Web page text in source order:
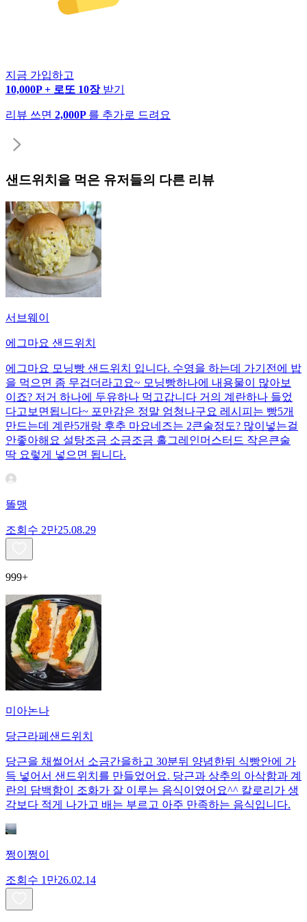
지금 가입하고
10,000P + 로또 10장 받기
리뷰 쓰면 2,000P 를 추가로 드려요
샌드위치 을 먹은 유저들의 다른 리뷰
서브웨이
에그마요 샌드위치
에그마요 모닝빵 샌드위치 입니다. 수영을 하는데 가기전에 밥
을 먹으면 좀 무겁더라고요~ 모닝빵하나에 내용물이 많아보
이죠? 저거 하나에 두유하나 먹고갑니다 거의 계란하나 들었
다고보면됩니다~ 포만감은 정말 엄청나구요 레시피는 빵5개
만드는데 계란5개랑 후추 마요네즈는 2큰술정도? 많이넣는걸
안좋아해요 설탕조금 소금조금 홀그레인머스터드 작은큰술
딱 요렇게 넣으면 됩니다.
똘맹
조회수 2만25.08.29
999+
미아논나
당근라페샌드위치
당근을 채썰어서 소금간을하고 30분뒤 양념한뒤 식빵안에 가
득 넣어서 샌드위치를 만들었어요. 당근과 상추의 아삭함과 계
란의 담백함이 조화가 잘 이루는 음식이였어요^^ 칼로리가 생
각보다 적게 나가고 배는 부르고 아주 만족하는 음식입니다.
쩡이쩡이
조회수 1만26.02.14